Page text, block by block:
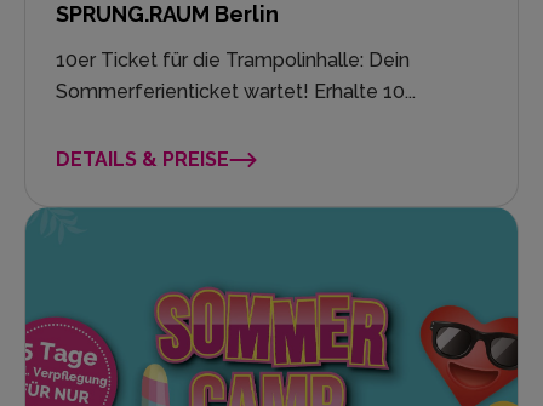
SPRUNG.RAUM Berlin
10er Ticket für die Trampolinhalle: Dein
Sommerferienticket wartet! Erhalte 10...
DETAILS & PREISE